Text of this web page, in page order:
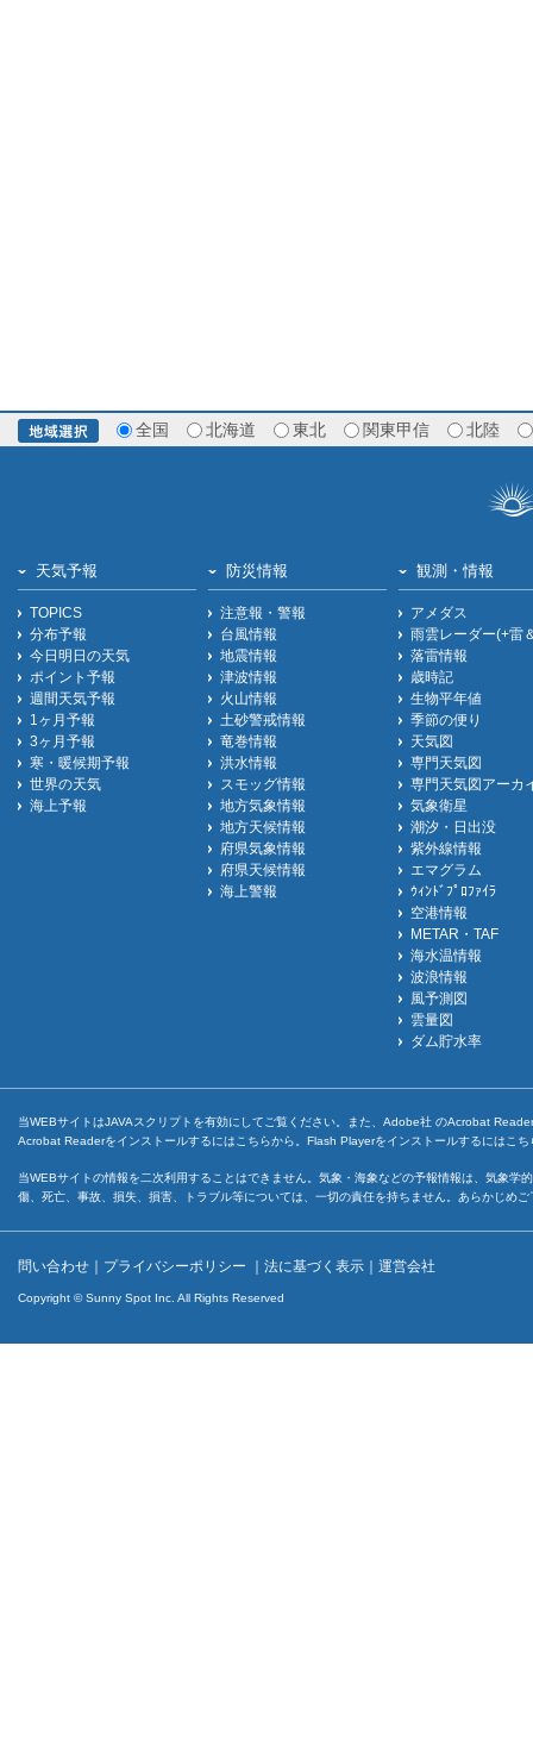
全国 北海道 東北 関東甲信 北陸
天気予報
TOPICS
分布予報
今日明日の天気
ポイント予報
週間天気予報
1ヶ月予報
3ヶ月予報
寒・暖候期予報
世界の天気
海上予報
防災情報
注意報・警報
台風情報
地震情報
津波情報
火山情報
土砂警戒情報
竜巻情報
洪水情報
スモッグ情報
地方気象情報
地方天候情報
府県気象情報
府県天候情報
海上警報
観測・情報
アメダス
雨雲レーダー(+雷
落雷情報
歳時記
生物平年値
季節の便り
天気図
専門天気図
専門天気図アーカ
気象衛星
潮汐・日出没
紫外線情報
エマグラム
ｳｨﾝﾄﾞﾌﾟﾛﾌｧｲﾗ
空港情報
METAR・TAF
海水温情報
波浪情報
風予測図
雲量図
ダム貯水率
当WEBサイトはJAVAスクリプトを有効にしてご覧ください。また、Adobe社 のAcrobat
Acrobat Readerをインストールするには こちらから。Flash Playerをインストールするには こち
当WEBサイトの情報を二次利用することはできません。気象・海象などの予報情報は、気象
傷、死亡、事故、損失、損害、トラブル等については、一切の責任を持ちません。あらかじめ
問い合わせ ｜ プライバシーポリシー ｜ 法に基づく表示 ｜ 運営会社
Copyright © Sunny Spot Inc. All Rights Reserved